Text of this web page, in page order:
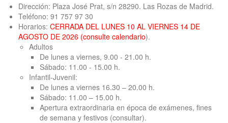
Dirección: Plaza José Prat, s/n 28290. Las Rozas de Madrid.
Teléfono: 91 757 97 30
Horarios: CERRADA DEL LUNES 10 AL VIERNES 14 DE
AGOSTO DE 2026 (consulte calendario).
Adultos
De lunes a viernes, 9.00 - 21.00 h.
Sábado: 11.00 - 15.00 h.
Infantil-Juvenil:
De lunes a viernes 16.30 – 20.00 h.
Sábado: 11.00 – 15.00 h.
Apertura extraordinaria en época de exámenes, fines
de semana y festivos (consultar).